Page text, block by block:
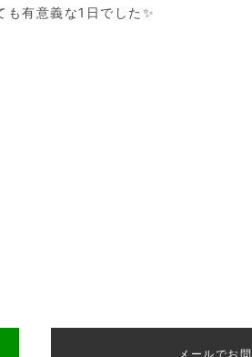
有意義な1日でした✨
メールでお